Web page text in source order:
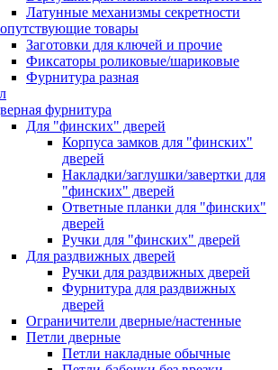
Латунные механизмы секретности
товары
Заготовки для ключей и прочие
Фиксаторы роликовые/шариковые
Фурнитура разная
фурнитура
Для "финских" дверей
Корпуса замков для "финских"
дверей
Накладки/заглушки/завертки для
"финских" дверей
Ответные планки для "финских"
дверей
Ручки для "финских" дверей
Для раздвижных дверей
Ручки для раздвижных дверей
Фурнитура для раздвижных
дверей
Ограничители дверные/настенные
Петли дверные
Петли накладные обычные